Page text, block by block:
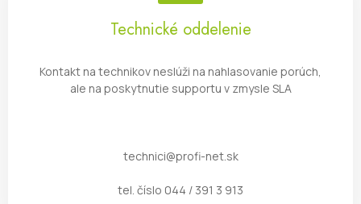
Technické oddelenie
Kontakt na technikov neslúži na nahlasovanie porúch,
ale na poskytnutie supportu v zmysle SLA
technici@profi-net.sk
tel. číslo 044 / 391 3 913